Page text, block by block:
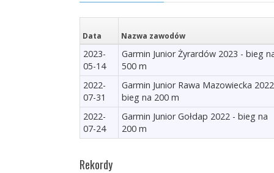
Data Nazwa zawodów
2023-
05-14
Garmin Junior Żyrardów 2023 - bieg
500 m
2022-
07-31
Garmin Junior Rawa Mazowiecka
bieg na 200 m
2022-
07-24
Garmin Junior Gołdap 2022 - bieg na
200 m
Rekordy